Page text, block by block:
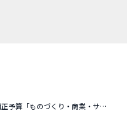
平成29年度補正予算「ものづくり・商業・サービス経営力向上支援補助金」の2次公募の期間を約1週間延長